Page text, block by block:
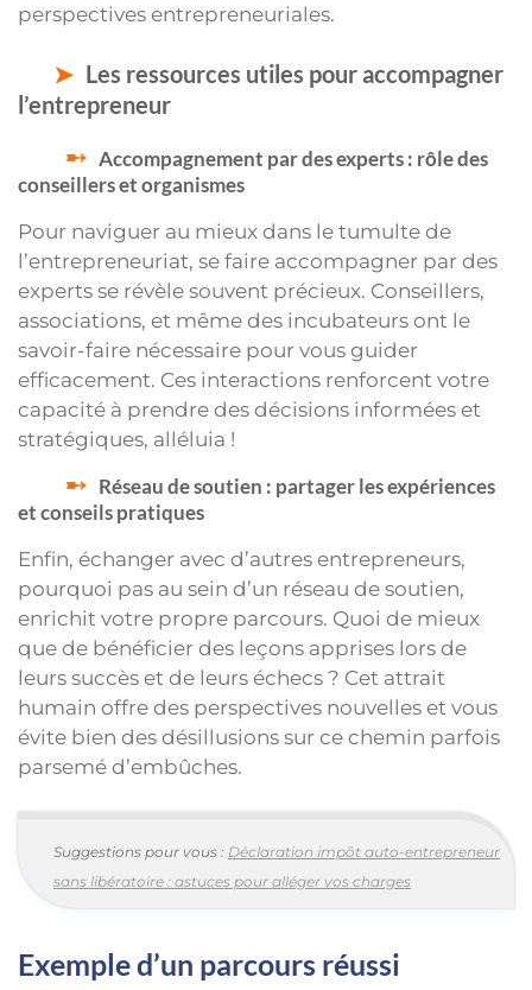
perspectives entrepreneuriales.
Les ressources utiles pour accompagner
l’entrepreneur
Accompagnement par des experts : rôle des
conseillers et organismes
Pour naviguer au mieux dans le tumulte de
l’entrepreneuriat, se faire accompagner par des
experts se révèle souvent précieux. Conseillers,
associations, et même des incubateurs ont le
savoir-faire nécessaire pour vous guider
efficacement. Ces interactions renforcent votre
capacité à prendre des décisions informées et
stratégiques, alléluia !
Réseau de soutien : partager les expériences
et conseils pratiques
Enfin, échanger avec d’autres entrepreneurs,
pourquoi pas au sein d’un réseau de soutien,
enrichit votre propre parcours. Quoi de mieux
que de bénéficier des leçons apprises lors de
leurs succès et de leurs échecs ? Cet attrait
humain offre des perspectives nouvelles et vous
évite bien des désillusions sur ce chemin parfois
parsemé d’embûches.
Suggestions pour vous : Déclaration impôt auto-entrepreneur
sans libératoire : astuces pour alléger vos charges
Exemple d’un parcours réussi